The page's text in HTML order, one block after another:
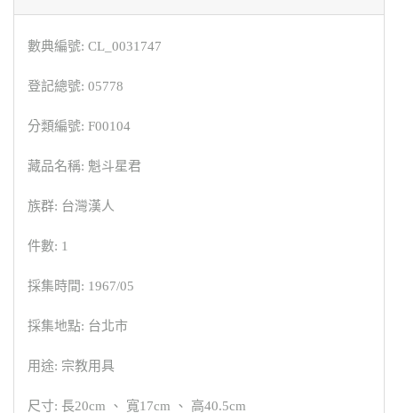
數典編號: CL_0031747
登記總號: 05778
分類編號: F00104
藏品名稱: 魁斗星君
族群: 台灣漢人
件數: 1
採集時間: 1967/05
採集地點: 台北市
用途: 宗教用具
尺寸: 長20cm 、 寬17cm 、 高40.5cm